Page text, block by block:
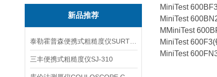
新品推荐
三丰便携式粗糙度仪SJ-310
MiniTest
MiniTest
MMiniTest
MiniTest
MiniTest